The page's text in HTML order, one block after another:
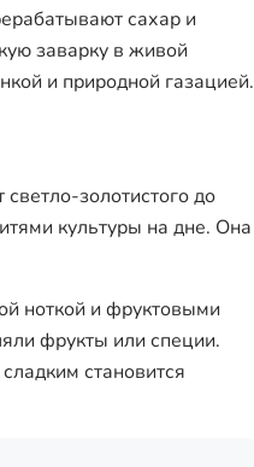
сахар и
заварку в живой
и природной газацией.
золотистого до
культуры на дне. Она
ноткой и фруктовыми
фрукты или специи.
становится